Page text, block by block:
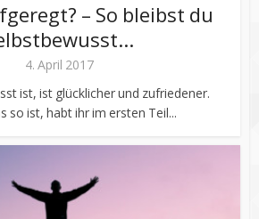
– So bleibst du
4. April 2017
ist, ist glücklicher und zufriedener.
so ist, habt ihr im ersten Teil...